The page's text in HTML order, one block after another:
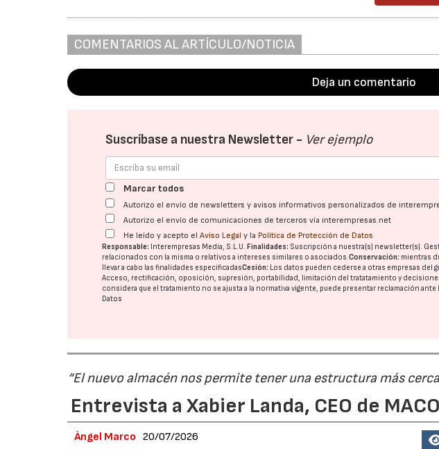
COMENTARIOS AL ARTÍCULO/NOTICIA
Deja un comentario
Suscríbase a nuestra Newsletter - Ver ejemplo
Marcar todos
Autorizo el envío de newsletters y avisos informativos personalizados de
Autorizo el envío de comunicaciones de terceros vía interempresas.net
He leído y acepto elAviso Legal y la Política de Protección de Datos
Responsable: Interempresas Media, S.L.U.Finalidades: Suscripción a nuestra(s) newsletter(s).
relacionados con la misma o relativos a intereses similares o asociados.Conservación: mientras
llevar a cabo las finalidades especificadasCesión: Los datos pueden cederse a otras empresas del
Acceso, rectificación, oposición, supresión, portabilidad, limitación del tratatamiento y
considera que el tratamiento no se ajusta a la normativa vigente, puede presentar reclamación ante
Datos
“El nuevo almacén nos permite tener una estructura más
Entrevista a Xabier Landa, CEO de
Àngel Marco 20/07/2026